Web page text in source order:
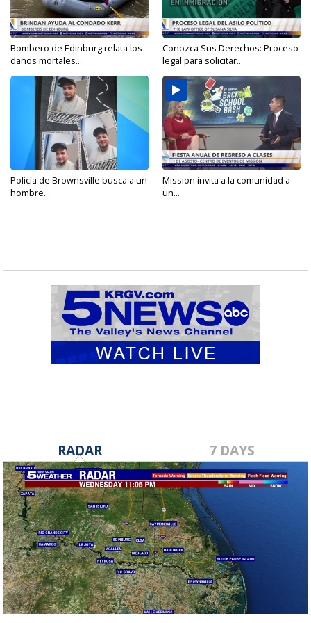
Bombero de Edinburg relata los
daños mortales...
Conozca Sus Derechos: Proceso
legal para solicitar...
Policía de Brownsville busca a un
hombre...
Mission invita a la comunidad a
un...
RADAR 7 DAYS